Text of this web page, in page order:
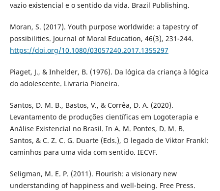
vazio existencial e o sentido da vida. Brazil Publishing.
Moran, S. (2017). Youth purpose worldwide: a tapestry of
possibilities. Journal of Moral Education, 46(3), 231-244.
https://doi.org/10.1080/03057240.2017.1355297
Piaget, J., & Inhelder, B. (1976). Da lógica da criança à lógica
do adolescente. Livraria Pioneira.
Santos, D. M. B., Bastos, V., & Corrêa, D. A. (2020).
Levantamento de produções científicas em Logoterapia e
Análise Existencial no Brasil. In A. M. Pontes, D. M. B.
Santos, & C. Z. C. G. Duarte (Eds.), O legado de Viktor Frankl:
caminhos para uma vida com sentido. IECVF.
Seligman, M. E. P. (2011). Flourish: a visionary new
understanding of happiness and well-being. Free Press.